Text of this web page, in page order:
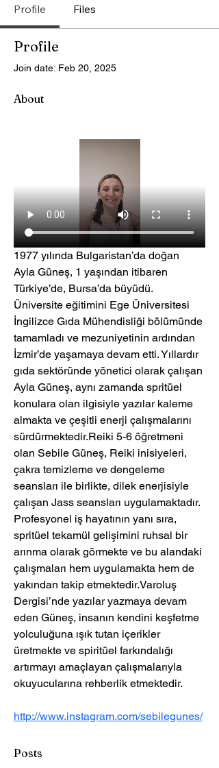
Profile Files
Profile
Join date: Feb 20, 2025
About
1977 yılında Bulgaristan’da doğan
Ayla Güneş, 1 yaşından itibaren
Türkiye’de, Bursa’da büyüdü.
Üniversite eğitimini Ege Üniversitesi
İngilizce Gıda Mühendisliği bölümünde
tamamladı ve mezuniyetinin ardından
İzmir’de yaşamaya devam etti. Yıllardır
gıda sektöründe yönetici olarak çalışan
Ayla Güneş, aynı zamanda spritüel
konulara olan ilgisiyle yazılar kaleme
almakta ve çeşitli enerji çalışmalarını
sürdürmektedir.Reiki 5-6 öğretmeni
olan Sebile Güneş, Reiki inisiyeleri,
çakra temizleme ve dengeleme
seansları ile birlikte, dilek enerjisiyle
çalışan Jass seansları uygulamaktadır.
Profesyonel iş hayatının yanı sıra,
spritüel tekamül gelişimini ruhsal bir
arınma olarak görmekte ve bu alandaki
çalışmaları hem uygulamakta hem de
yakından takip etmektedir.Varoluş
Dergisi’nde yazılar yazmaya devam
eden Güneş, insanın kendini keşfetme
yolculuğuna ışık tutan içerikler
üretmekte ve spiritüel farkındalığı
artırmayı amaçlayan çalışmalarıyla
okuyucularına rehberlik etmektedir.
http://www.instagram.com/sebilegunes/
Posts